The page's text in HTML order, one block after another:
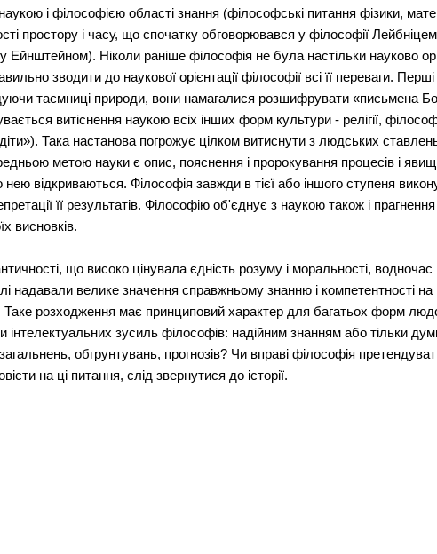
і філософією області знання (філософські питання фізики,
простору і часу, що спочатку обговорювався у філософії
Ніколи раніше філософія не була настільки науково
зводити до наукової орієнтації філософії всі її переваги.
таємниці природи, вони намагалися розшифрувати «письмена
витіснення наукою всіх інших форм культури - релігії,
Така настанова погрожує цілком витиснути з людських
метою науки є опис, пояснення і пророкування процесів і
відкриваються. Філософія завжди в тієї або іншого ступеня
її результатів. Філософію об'єднує з наукою також і
висновків.
що високо цінувала єдність розуму і моральності, водночас
велике значення справжньому знанню і компетентності на
розходження має принциповий характер для багатьох форм
інтелектуальних зусиль філософів: надійним знанням або тільки
обгрунтувань, прогнозів? Чи вправі філософія
на ці питання, слід звернутися до історії.